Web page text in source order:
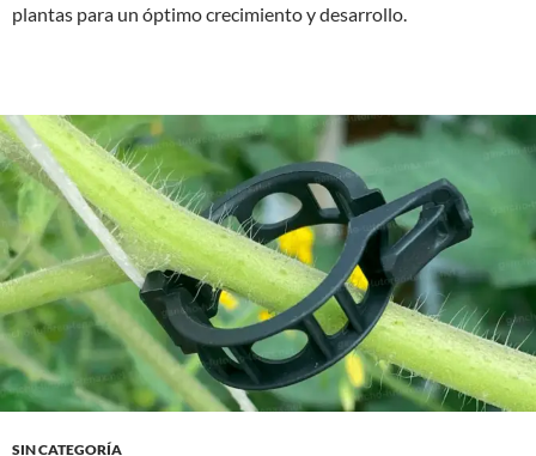
plantas para un óptimo crecimiento y desarrollo.
SIN CATEGORÍA